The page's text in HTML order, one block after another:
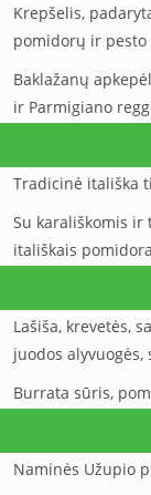
Krepšelis,
pomidorų ir pesto
Baklažanų
ir Parmigiano
Tradicinė itališka
Su karališkomis ir
itališkais
Lašiša, krevetės,
juodos
Burrata sūris,
Naminės Užupio